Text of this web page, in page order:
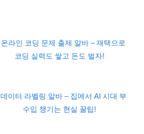
온라인 코딩 문제 출제 알바 – 재택으로
코딩 실력도 쌓고 돈도 벌자!
데이터 라벨링 알바 – 집에서 AI 시대 부
수입 챙기는 현실 꿀팁!